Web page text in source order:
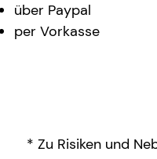
über Paypal
per Vorkasse
* Zu Risiken und